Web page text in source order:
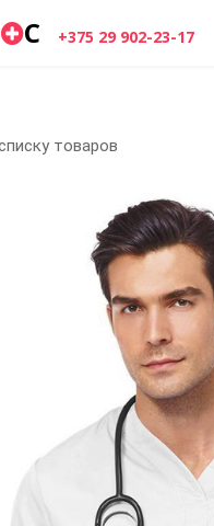
C +375 29 902-23-17
товаров